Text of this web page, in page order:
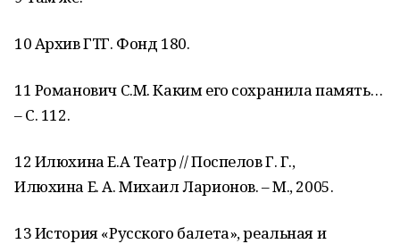
10 Архив ГТГ. Фонд 180.
11 Романович С.М. Каким его сохранила память…
– С. 112.
12 Илюхина Е.А Театр // Поспелов Г. Г.,
Илюхина Е. А. Михаил Ларионов. – М., 2005.
13 История «Русского балета», реальная и